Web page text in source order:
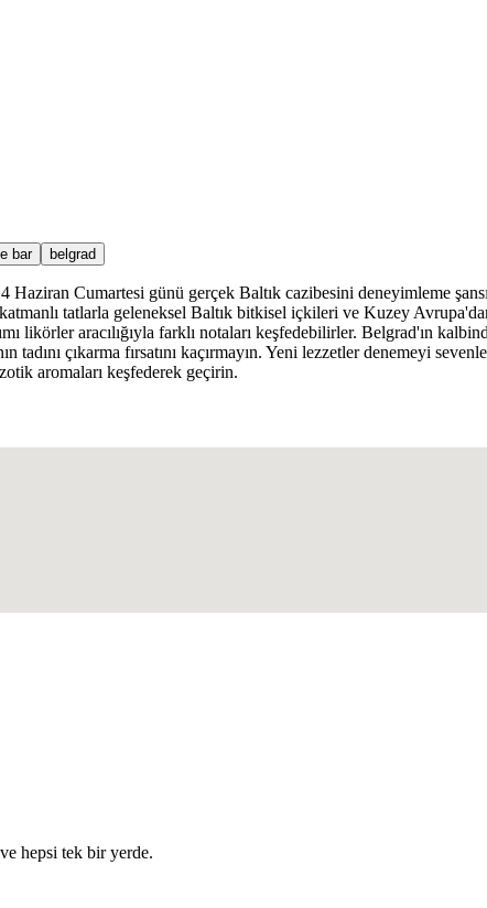
bar belgrad
Cumartesi günü gerçek Baltık cazibesini deneyimleme
tatlarla geleneksel Baltık bitkisel içkileri ve Kuzey
likörler aracılığıyla farklı notaları keşfedebilirler. Belgrad'ın
çıkarma fırsatını kaçırmayın. Yeni lezzetler denemeyi
aromaları keşfederek geçirin.
hepsi tek bir yerde.